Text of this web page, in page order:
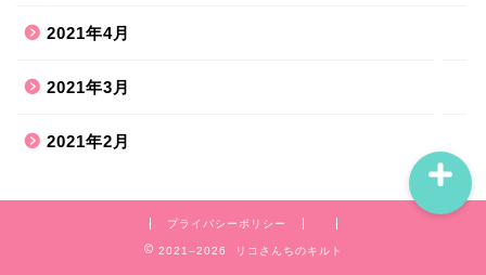
2021年4月
2021年3月
2021年2月
プライバシーポリシー
2021–2026 リコさんちのキルト